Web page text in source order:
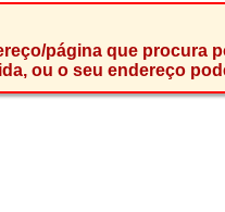
página que procura
ou o seu endereço